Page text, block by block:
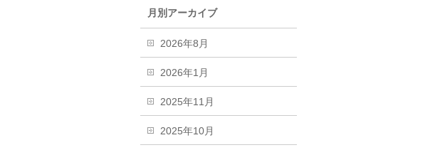
月別アーカイブ
2026年8月
2026年1月
2025年11月
2025年10月